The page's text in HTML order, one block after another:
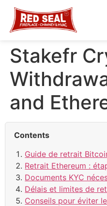
Stakefr
and
Contents
Guide de retrait
Retrait Ethereum :
Documents KYC
Délais et limites de
Conseils pour éviter